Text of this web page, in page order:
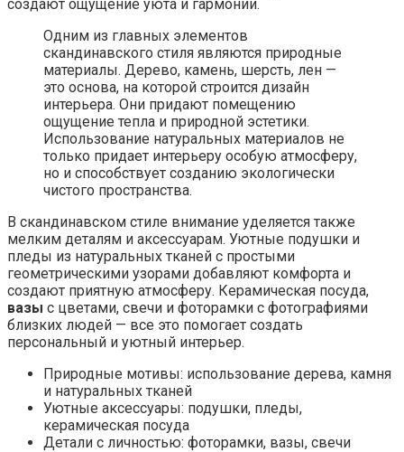
создают ощущение уюта и гармонии.
Одним из главных элементов
скандинавского стиля являются природные
материалы. Дерево, камень, шерсть, лен —
это основа, на которой строится дизайн
интерьера. Они придают помещению
ощущение тепла и природной эстетики.
Использование натуральных материалов не
только придает интерьеру особую атмосферу,
но и способствует созданию экологически
чистого пространства.
В скандинавском стиле внимание уделяется также
мелким деталям и аксессуарам. Уютные подушки и
пледы из натуральных тканей с простыми
геометрическими узорами добавляют комфорта и
создают приятную атмосферу. Керамическая посуда,
вазы с цветами, свечи и фоторамки с фотографиями
близких людей — все это помогает создать
персональный и уютный интерьер.
Природные мотивы: использование дерева, камня
и натуральных тканей
Уютные аксессуары: подушки, пледы,
керамическая посуда
Детали с личностью: фоторамки, вазы, свечи